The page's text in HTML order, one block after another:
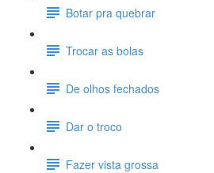
Botar pra quebrar
Trocar as bolas
De olhos fechados
Dar o troco
Fazer vista grossa